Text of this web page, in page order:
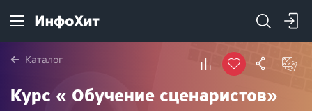
Каталог
Курс « Обучение сценаристов»